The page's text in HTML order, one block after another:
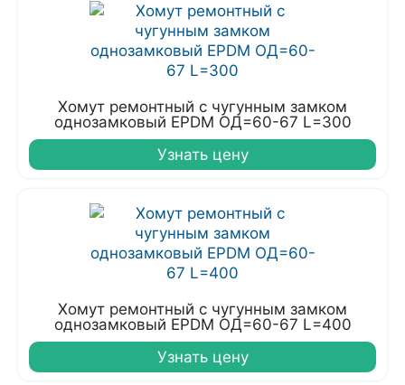
Хомут ремонтный с чугунным замком
однозамковый EPDM ОД=60-67 L=300
Узнать цену
Хомут ремонтный с чугунным замком
однозамковый EPDM ОД=60-67 L=400
Узнать цену